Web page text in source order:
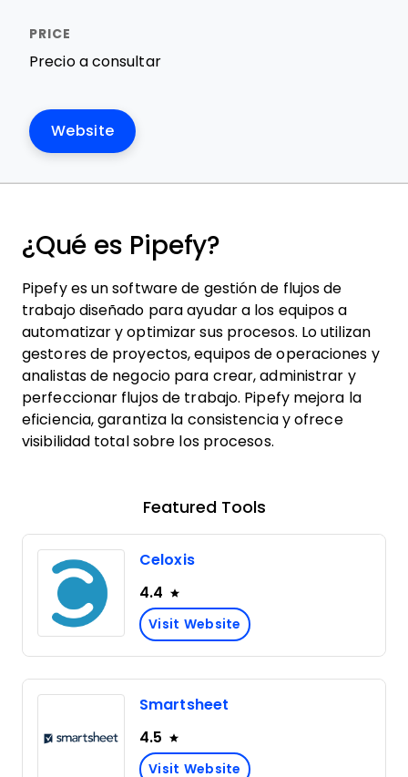
Precio a consultar
Website
¿Qué es Pipefy?
Pipefy es un software de gestión de flujos de
trabajo diseñado para ayudar a los equipos a
automatizar y optimizar sus procesos. Lo utilizan
gestores de proyectos, equipos de operaciones y
analistas de negocio para crear, administrar y
perfeccionar flujos de trabajo. Pipefy mejora la
eficiencia, garantiza la consistencia y ofrece
visibilidad total sobre los procesos.
Featured Tools
Celoxis
4.4
Visit Website
Smartsheet
4.5
Visit Website